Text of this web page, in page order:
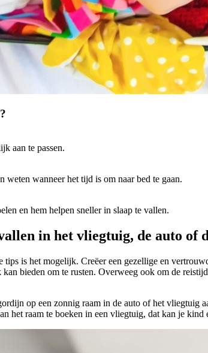
aan te passen.
wanneer het tijd is om naar bed te gaan.
en hem helpen sneller in slaap te vallen.
in het vliegtuig, de auto of
is het mogelijk. Creëer een gezellige en
bieden om te rusten. Overweeg ook om de
op een zonnig raam in de auto of het vliegtuig
het raam te boeken in een vliegtuig, dat kan je kind